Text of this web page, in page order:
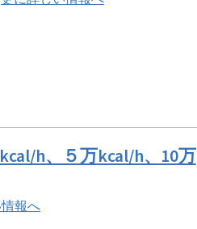
h、５万kcal/h、10万
報へ